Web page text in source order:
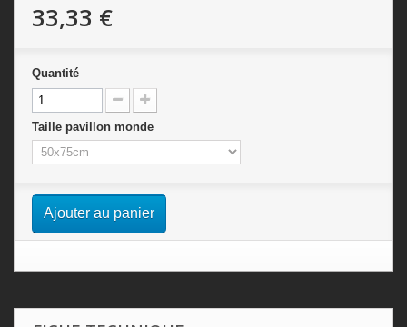
33,33 €
Quantité
Taille pavillon monde
Ajouter au panier